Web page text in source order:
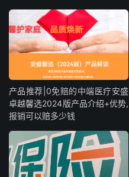
产品推荐|0免赔的中端医疗安盛
卓越馨选2024版产品介绍+优势,
报销可以赔多少钱